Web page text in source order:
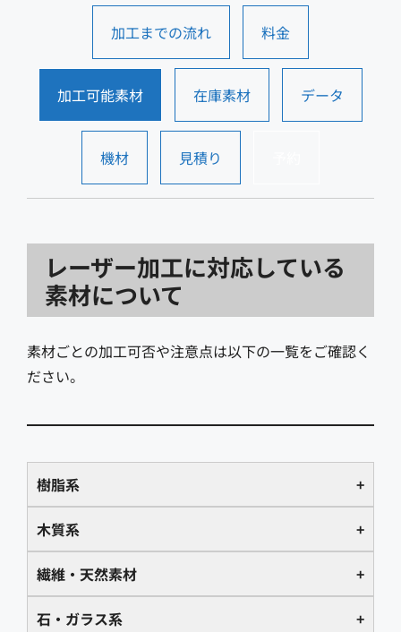
加工までの流れ 料金
加工可能素材 在庫素材 データ
機材 見積り
レーザー加工に対応している
素材について
素材ごとの加工可否や注意点は以下の一覧をご確認く
ださい。
樹脂系
樹脂系
切
断
木質系
木質系
繊維・天然素材
繊維・天然素材
石・ガラス系